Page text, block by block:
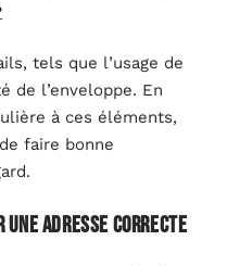
tels que l’usage de
de l’enveloppe. En
à ces éléments,
faire bonne
une adresse correcte